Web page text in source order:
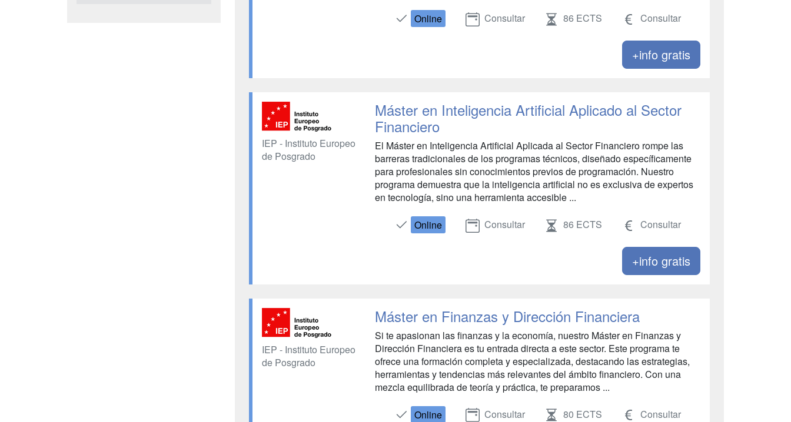
Online Consultar 86 ECTS Consultar
+info gratis
IEP - Instituto Europeo
de Posgrado
Máster en Inteligencia Artificial Aplicado al Sector
Financiero
El Máster en Inteligencia Artificial Aplicada al Sector Financiero rompe las
barreras tradicionales de los programas técnicos, diseñado específicamente
para profesionales sin conocimientos previos de programación. Nuestro
programa demuestra que la inteligencia artificial no es exclusiva de expertos
en tecnología, sino una herramienta accesible ...
Online Consultar 86 ECTS Consultar
+info gratis
IEP - Instituto Europeo
de Posgrado
Máster en Finanzas y Dirección Financiera
Si te apasionan las finanzas y la economía, nuestro Máster en Finanzas y
Dirección Financiera es tu entrada directa a este sector. Este programa te
ofrece una formación completa y especializada, destacando las estrategias,
herramientas y tendencias más relevantes del ámbito financiero. Con una
mezcla equilibrada de teoría y práctica, te preparamos ...
Online Consultar 80 ECTS Consultar